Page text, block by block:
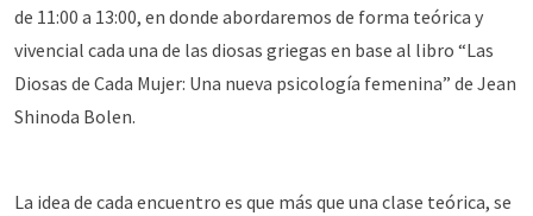
de 11:00 a 13:00, en donde abordaremos de forma teórica y
vivencial cada una de las diosas griegas en base al libro “Las
Diosas de Cada Mujer: Una nueva psicología femenina” de Jean
Shinoda Bolen.
La idea de cada encuentro es que más que una clase teórica, se